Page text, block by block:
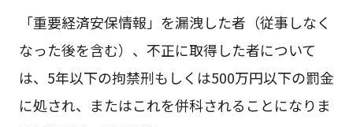
「重要経済安保情報」を漏洩した者（従事しなく
なった後を含む）、不正に取得した者について
は、5年以下の拘禁刑もしくは500万円以下の罰金
に処され、またはこれを併科されることになりま